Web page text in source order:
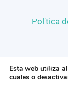
Política
Esta web utiliza
cuales o